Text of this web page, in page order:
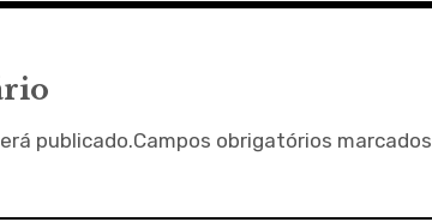
publicado.Campos obrigatórios marcados